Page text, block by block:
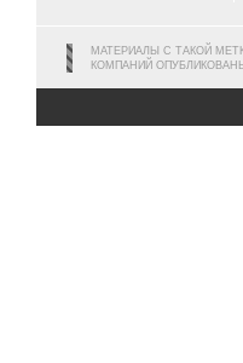
МАТЕРИАЛЫ С ТАКОЙ
КОМПАНИЙ